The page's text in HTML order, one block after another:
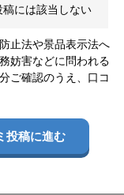
には該当しない
止法や景品表示法へ
妨害などに問われる
ご確認のうえ、口コ
投稿に進む